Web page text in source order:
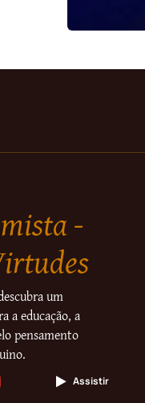
-
um
a educação, a
pensamento
Assistir